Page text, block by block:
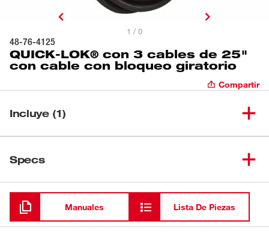
1 / 0
48-76-4125
QUICK-LOK® con 3 cables de 25"
con cable con bloqueo giratorio
Compartir
Incluye (1)
(1)
Specs
Cargando
Manuales Lista De Piezas